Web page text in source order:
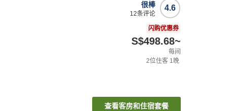
4.6
很棒
12条评论
闪购优惠券
S$498.68~
每间
2位住客 1晚
查看客房和住宿套餐